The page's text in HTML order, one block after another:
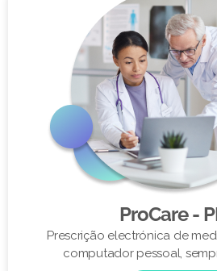
ProCare -
Prescrição electrónica de
computador pessoal,